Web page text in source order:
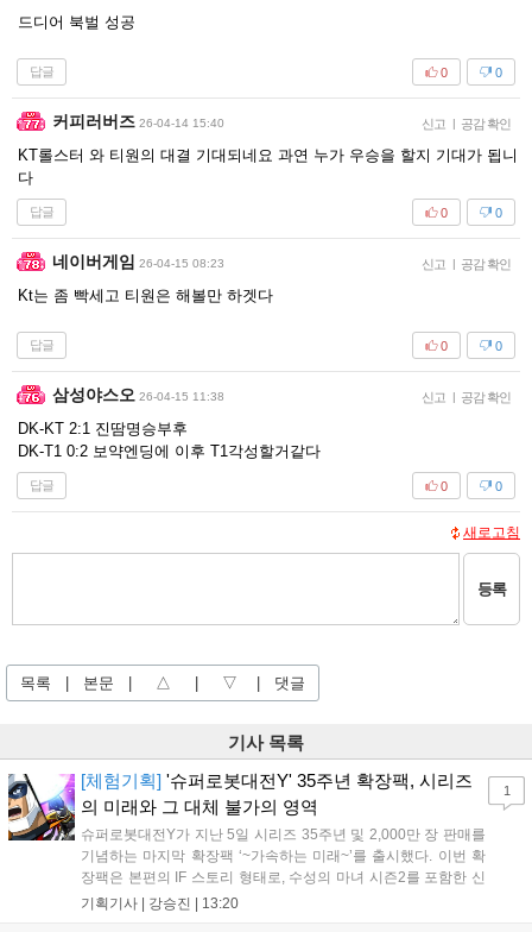
드디어 북벌 성공
답글 0
0
커피러버즈 26-04-14 15:40 신고 | 공감 확인
KT롤스터 와 티원의 대결 기대되네요 과연 누가 우승을 할지 기대가 됩니
다
답글 0
0
네이버게임 26-04-15 08:23 신고 | 공감 확인
Kt는 좀 빡세고 티원은 해볼만 하겟다
답글 0
0
삼성야스오 26-04-15 11:38 신고 | 공감 확인
DK-KT 2:1 진땀명승부후
DK-T1 0:2 보약엔딩에 이후 T1각성할거같다
답글 0
0
새로고침
등록
목록 본문 △ ▽ 댓글
기사 목록
[체험기획] '슈퍼로봇대전Y' 35주년 확장팩, 시리즈
의 미래와 그 대체 불가의 영역
슈퍼로봇대전Y가 지난 5일 시리즈 35주년 및 2,000만 장 판매를
기념하는 마지막 확장팩 ‘~가속하는 미래~’를 출시했다. 이번 확
장팩은 본편의 IF 스토리 형태로, 수성의 마녀 시즌2를 포함한 신
규 참전작과 크로스오버 합체기를 선보이며 작품을 완결 짓는다.
기획기사 | 강승진 13:20
1